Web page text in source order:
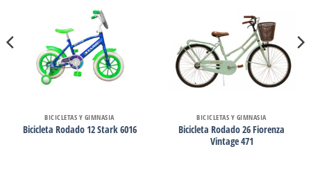
BICICLETAS Y GIMNASIA
Bicicleta Rodado 12 Stark 6016
BICICLETAS Y GIMNASIA
Bicicleta Rodado 26 Fiorenza
Vintage 471